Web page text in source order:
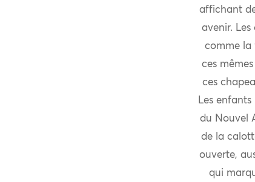
affichant
avenir.
comme la
ces
ces
Les
du Nouvel
de la
ouverte,
qui